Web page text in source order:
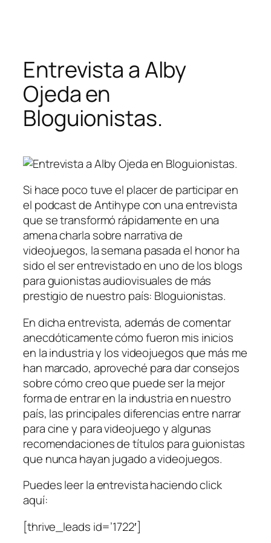
Entrevista a Alby
Ojeda en
Bloguionistas.
Si hace poco tuve el placer de participar en
el podcast de Antihype con una entrevista
que se transformó rápidamente en una
amena charla sobre narrativa de
videojuegos, la semana pasada el honor ha
sido el ser entrevistado en uno de los blogs
para guionistas audiovisuales de más
prestigio de nuestro país: Bloguionistas.
En dicha entrevista, además de comentar
anecdóticamente cómo fueron mis inicios
en la industria y los videojuegos que más me
han marcado, aproveché para dar consejos
sobre cómo creo que puede ser la mejor
forma de entrar en la industria en nuestro
país, las principales diferencias entre narrar
para cine y para videojuego y algunas
recomendaciones de títulos para guionistas
que nunca hayan jugado a videojuegos.
Puedes leer la entrevista haciendo click
aquí:
[thrive_leads id=’1722′]